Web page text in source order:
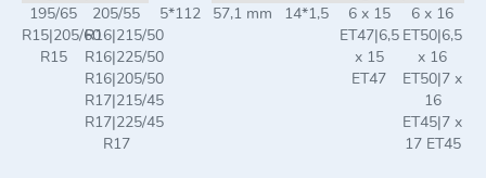
195/65
R15|205/60
R15
205/55
R16|215/50
R16|225/50
R16|205/50
R17|215/45
R17|225/45
R17
5*112 57,1 mm 14*1,5
6 x 15
ET47|6,5
x 15
ET47
6 x 16
ET50|6,5
x 16
ET50|7 x
16
ET45|7 x
17 ET45